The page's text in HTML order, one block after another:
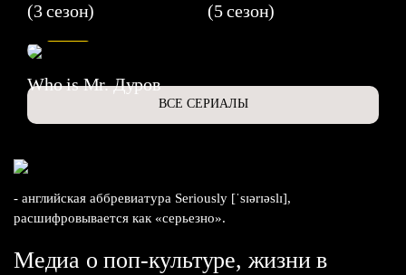
(3 сезон)
(5 сезон)
Who is Mr. Дуров
ВСЕ СЕРИАЛЫ
- английская аббревиатура Seriously [ˈsɪərɪəslɪ],
расшифровывается как «серьезно».
Медиа о поп-культуре, жизни в